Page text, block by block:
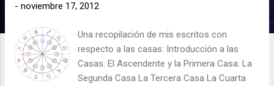
- noviembre 17, 2012
Una recopilación de mis escritos con
respecto a las casas: Introducción a las
Casas. El Ascendente y la Primera Casa. La
Segunda Casa La Tercera Casa La Cuarta